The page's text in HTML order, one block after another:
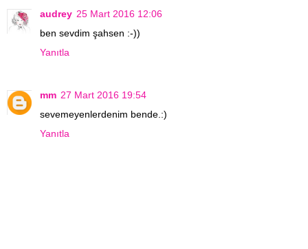
audrey 25 Mart 2016 12:06
ben sevdim şahsen :-))
Yanıtla
mm 27 Mart 2016 19:54
sevemeyenlerdenim bende.:)
Yanıtla